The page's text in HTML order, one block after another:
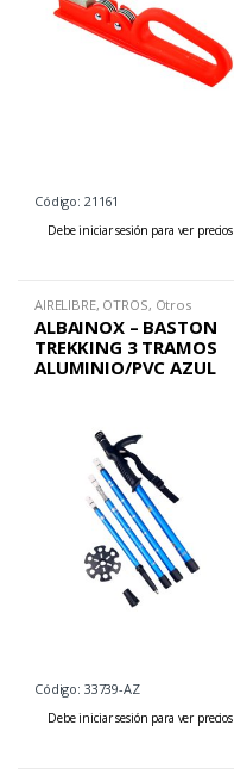
Código: 21161
Debe iniciar sesión para ver precios.
AIRELIBRE, OTROS, Otros
ALBAINOX – BASTON
TREKKING 3 TRAMOS
ALUMINIO/PVC AZUL
Código: 33739-AZ
Debe iniciar sesión para ver precios.